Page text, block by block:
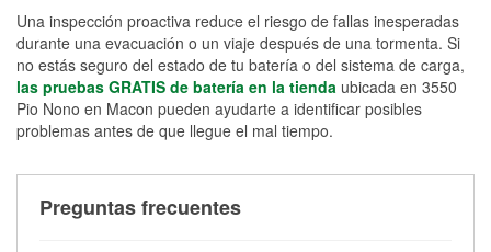
Una inspección proactiva reduce el riesgo de fallas inesperadas
durante una evacuación o un viaje después de una tormenta. Si
no estás seguro del estado de tu batería o del sistema de carga,
las pruebas GRATIS de batería en la tienda ubicada en 3550
Pio Nono en Macon pueden ayudarte a identificar posibles
problemas antes de que llegue el mal tiempo.
Preguntas frecuentes